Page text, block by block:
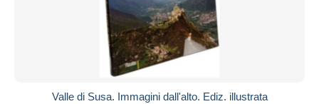
Valle di Susa. Immagini dall'alto. Ediz. illustrata